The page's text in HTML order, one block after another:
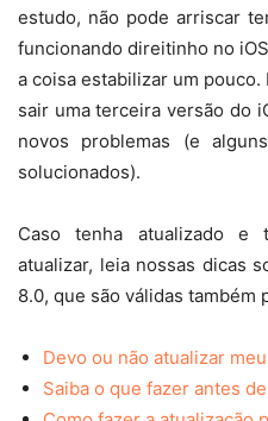
estudo, não pode arriscar
funcionando direitinho no
a coisa estabilizar um
sair uma terceira versão do
novos problemas (e
solucionados).
Caso tenha atualizado e
atualizar, leia nossas dicas
8.0, que são válidas também
Devo ou não atualizar
Saiba o que fazer antes